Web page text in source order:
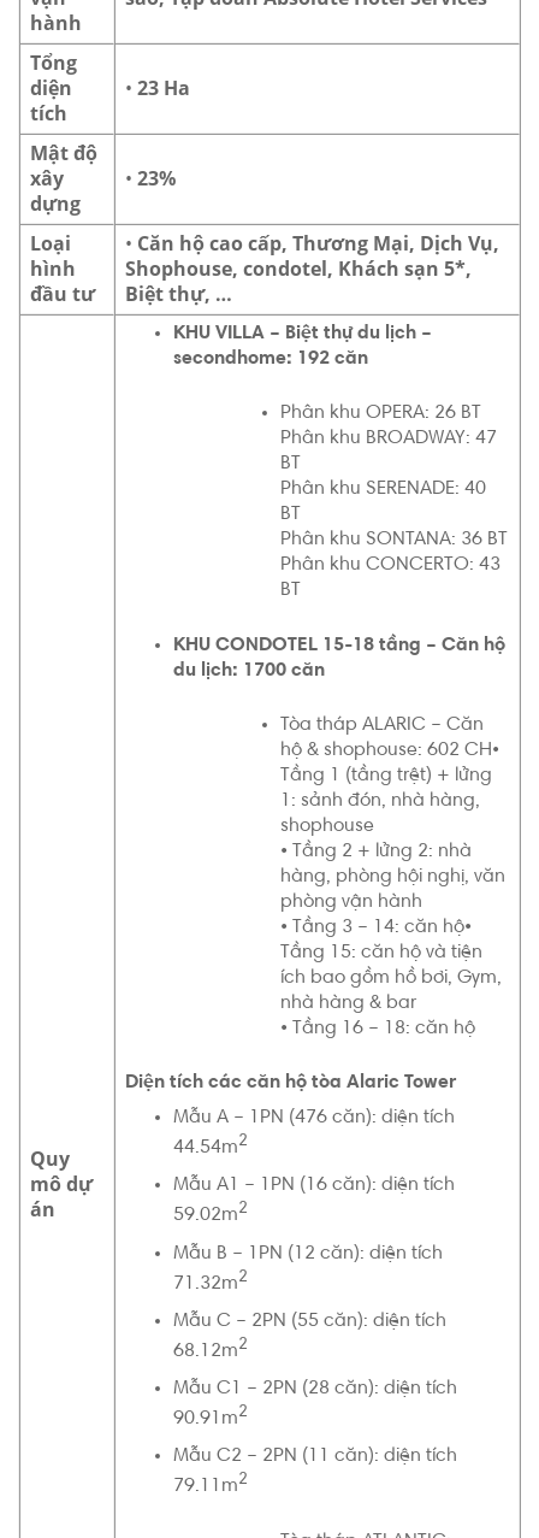
hành
Tổng
diện
tích
• 23 Ha
Mật độ
xây
dựng
• 23%
Loại
hình
đầu tư
• Căn hộ cao cấp, Thương Mại, Dịch Vụ,
Shophouse, condotel, Khách sạn 5*,
Biệt thự, …
Quy
mô dự
án
KHU VILLA – Biệt thự du lịch –
secondhome: 192 căn
Phân khu OPERA: 26 BT
Phân khu BROADWAY: 47
BT
Phân khu SERENADE: 40
BT
Phân khu SONTANA: 36 BT
Phân khu CONCERTO: 43
BT
KHU CONDOTEL 15-18 tầng – Căn hộ
du lịch: 1700 căn
Tòa tháp ALARIC – Căn
hộ & shophouse: 602 CH•
Tầng 1 (tầng trệt) + lửng
1: sảnh đón, nhà hàng,
shophouse
• Tầng 2 + lửng 2: nhà
hàng, phòng hội nghị, văn
phòng vận hành
• Tầng 3 – 14: căn hộ•
Tầng 15: căn hộ và tiện
ích bao gồm hồ bơi, Gym,
nhà hàng & bar
• Tầng 16 – 18: căn hộ
Diện tích các căn hộ tòa Alaric Tower
Mẫu A – 1PN (476 căn): diện tích
44.54m2
Mẫu A1 – 1PN (16 căn): diện tích
59.02m2
Mẫu B – 1PN (12 căn): diện tích
71.32m2
Mẫu C – 2PN (55 căn): diện tích
68.12m2
Mẫu C1 – 2PN (28 căn): diện tích
90.91m2
Mẫu C2 – 2PN (11 căn): diện tích
79.11m2